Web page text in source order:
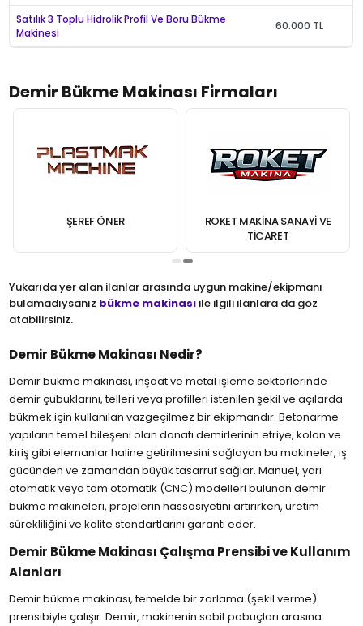
Satılık 3 Toplu Hidrolik Profil Ve Boru Bükme
Makinesi
60.000 TL
Demir Bükme Makinası Firmaları
ŞEREF ÖNER
ROKET MAKINA SANAYI VE
TICARET
Yukarıda yer alan ilanlar arasında uygun makine/ekipmanı
bulamadıysanız bükme makinası ile ilgili ilanlara da göz
atabilirsiniz.
Demir Bükme Makinası Nedir?
Demir bükme makinası, inşaat ve metal işleme sektörlerinde
demir çubuklarını, telleri veya profilleri istenilen şekil ve açılarda
bükmek için kullanılan vazgeçilmez bir ekipmandır. Betonarme
yapıların temel bileşeni olan donatı demirlerinin etriye, kolon ve
kiriş gibi elemanlar haline getirilmesini sağlayan bu makineler, iş
gücünden ve zamandan büyük tasarruf sağlar. Manuel, yarı
otomatik veya tam otomatik (CNC) modelleri bulunan demir
bükme makineleri, projelerin hassasiyetini artırırken, üretim
sürekliliğini ve kalite standartlarını garanti eder.
Demir Bükme Makinası Çalışma Prensibi ve Kullanım
Alanları
Demir bükme makinası, temelde bir zorlama (şekil verme)
prensibiyle çalışır. Demir, makinenin sabit pabuçları arasına